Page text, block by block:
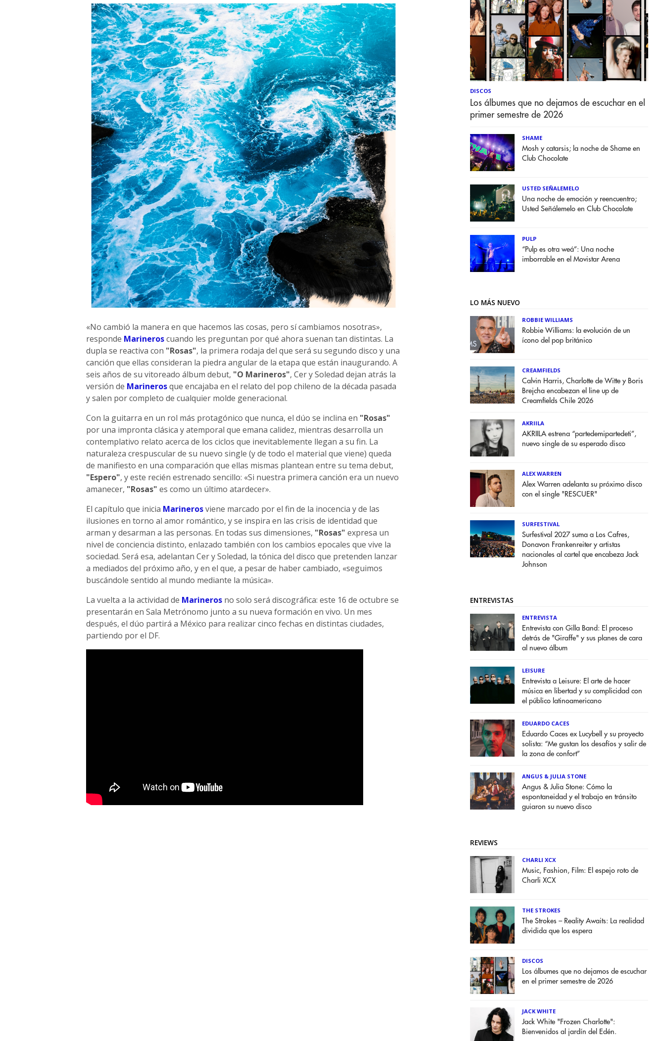
«No cambió la manera en que hacemos las cosas, pero sí cambiamos nosotras»,
responde Marineroscuando les preguntan por qué ahora suenan tan distintas. La
dupla se reactiva con "Rosas", la primera rodaja del que será su segundo disco y una
canción que ellas consideran la piedra angular de la etapa que están inaugurando. A
seis años de su vitoreado álbum debut, "O Marineros", Cer y Soledad dejan atrás la
versión de Marinerosque encajaba en el relato del pop chileno de la década pasada
y salen por completo de cualquier molde generacional.
Con la guitarra en un rol más protagónico que nunca, el dúo se inclina en "Rosas"
por una impronta clásica y atemporal que emana calidez, mientras desarrolla un
contemplativo relato acerca de los ciclos que inevitablemente llegan a su fin. La
naturaleza crespuscular de su nuevo single (y de todo el material que viene) queda
de manifiesto en una comparación que ellas mismas plantean entre su tema debut,
"Espero", y este recién estrenado sencillo: «Si nuestra primera canción era un nuevo
amanecer, "Rosas" es como un último atardecer».
El capítulo que inicia Marinerosviene marcado por el fin de la inocencia y de las
ilusiones en torno al amor romántico, y se inspira en las crisis de identidad que
arman y desarman a las personas. En todas sus dimensiones, "Rosas" expresa un
nivel de conciencia distinto, enlazado también con los cambios epocales que vive la
sociedad. Será esa, adelantan Cer y Soledad, la tónica del disco que pretenden lanzar
a mediados del próximo año, y en el que, a pesar de haber cambiado, «seguimos
buscándole sentido al mundo mediante la música».
La vuelta a la actividad de Marinerosno solo será discográfica: este 16 de octubre se
presentarán en Sala Metrónomo junto a su nueva formación en vivo. Un mes
después, el dúo partirá a México para realizar cinco fechas en distintas ciudades,
partiendo por el DF.
DISCOS
Los álbumes que no dejamos de escuchar en el
primer semestre de 2026
SHAME
Mosh y catarsis; la noche de Shame en
Club Chocolate
USTED SEÑALEMELO
Una noche de emoción y reencuentro;
Usted Señálemelo en Club Chocolate
PULP
“Pulp es otra weá”: Una noche
imborrable en el Movistar Arena
LO MÁS NUEVO
ROBBIE WILLIAMS
Robbie Williams: la evolución de un
ícono del pop británico
CREAMFIELDS
Calvin Harris, Charlotte de Witte y Boris
Brejcha encabezan el line up de
Creamfields Chile 2026
AKRIILA
AKRIILA estrena “partedemipartedeti”,
nuevo single de su esperado disco
ALEX WARREN
Alex Warren adelanta su próximo disco
con el single "RESCUER"
SURFESTIVAL
Surfestival 2027 suma a Los Cafres,
Donavon Frankenreiter y artistas
nacionales al cartel que encabeza Jack
Johnson
ENTREVISTAS
ENTREVISTA
Entrevista con Gilla Band: El proceso
detrás de "Giraffe" y sus planes de cara
al nuevo álbum
LEISURE
Entrevista a Leisure: El arte de hacer
música en libertad y su complicidad con
el público latinoamericano
EDUARDO CACES
Eduardo Caces ex Lucybell y su proyecto
solista: “Me gustan los desafíos y salir de
la zona de confort”
ANGUS & JULIA STONE
Angus & Julia Stone: Cómo la
espontaneidad y el trabajo en tránsito
guiaron su nuevo disco
REVIEWS
CHARLI XCX
Music, Fashion, Film: El espejo roto de
Charli XCX
THE STROKES
The Strokes – Reality Awaits: La realidad
dividida que los espera
DISCOS
Los álbumes que no dejamos de escuchar
en el primer semestre de 2026
JACK WHITE
Jack White "Frozen Charlotte":
Bienvenidos al jardín del Edén.